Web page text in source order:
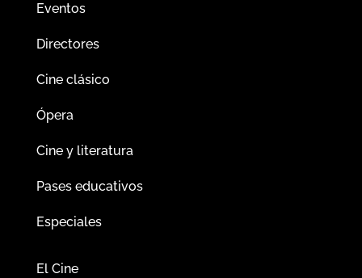
Eventos
Directores
Cine clásico
Ópera
Cine y literatura
Pases educativos
Especiales
El Cine